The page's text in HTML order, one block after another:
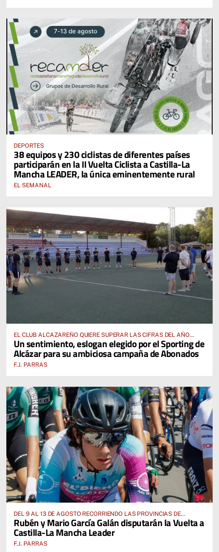
DEPORTES
38 equipos y 230 ciclistas de diferentes países
participarán en la II Vuelta Ciclista a Castilla-La
Mancha LEADER, la única eminentemente rural
EL SEMANAL
EL CLUB ALCAZAREÑO QUIERE SUPERAR LAS CIFRAS DEL AÑO
PASADO E INCLUSO DUPLICARLAS
Un sentimiento, eslogan elegido por el Sporting de
Alcázar para su ambiciosa campaña de Abonados
F.J. PARRAS
DEL 9 AL 13 DE AGOSTO RECORRIENDO LAS PROVINCIAS DE
CUENCA, ALBACETE, TOLEDO Y CIUDAD REAL
Rubén y Mario García Galán disputarán la Vuelta a
Castilla-La Mancha Leader
F.J. PARRAS